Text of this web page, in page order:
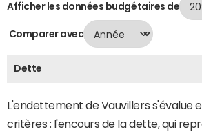
Afficher les données budgétaires de
Comparer avec
Dette
L'endettement de Vauvillers s'évalue
critères : l'encours de la dette, qui